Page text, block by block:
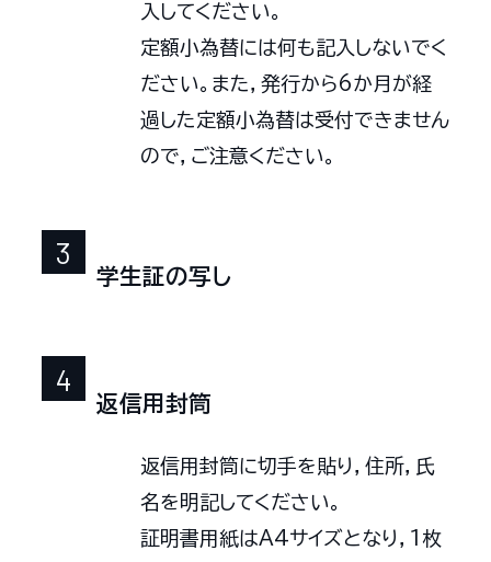
入してください。
定額小為替には何も記入しないでく
ださい。また，発行から6か月が経
過した定額小為替は受付できません
ので，ご注意ください。
学生証の写し
返信用封筒
返信用封筒に切手を貼り，住所，氏
名を明記してください。
証明書用紙はA4サイズとなり，1枚